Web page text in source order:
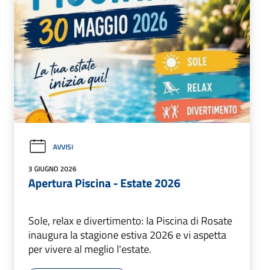
AVVISI
3 GIUGNO 2026
Apertura Piscina - Estate 2026
Sole, relax e divertimento: la Piscina di Rosate
inaugura la stagione estiva 2026 e vi aspetta
per vivere al meglio l'estate.